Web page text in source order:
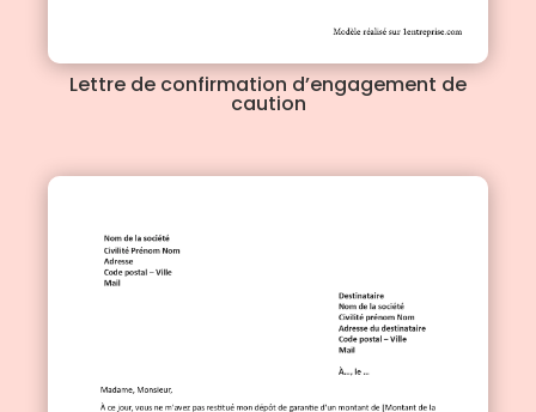
Lettre de confirmation d’engagement de
caution